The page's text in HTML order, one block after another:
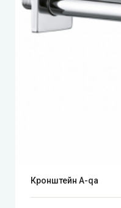
Кронштейн A-qa